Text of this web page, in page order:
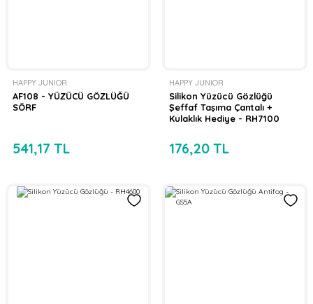
HAPPY JUNIOR
AF108 - YÜZÜCÜ GÖZLÜĞÜ
SÖRF
541,17 TL
HAPPY JUNIOR
Silikon Yüzücü Gözlüğü
Şeffaf Taşıma Çantalı +
Kulaklık Hediye - RH7100
176,20 TL